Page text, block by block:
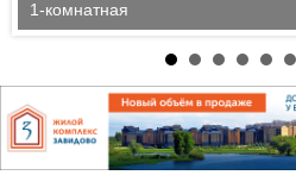
1-комнатная